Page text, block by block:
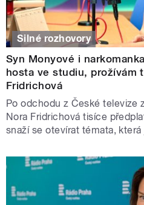
Silné rozhovory
Syn Monyové i
hosta ve studiu, prožívám
Fridrichová
Po odchodu z České televize
Nora Fridrichová tisíce
snaží se otevírat témata,